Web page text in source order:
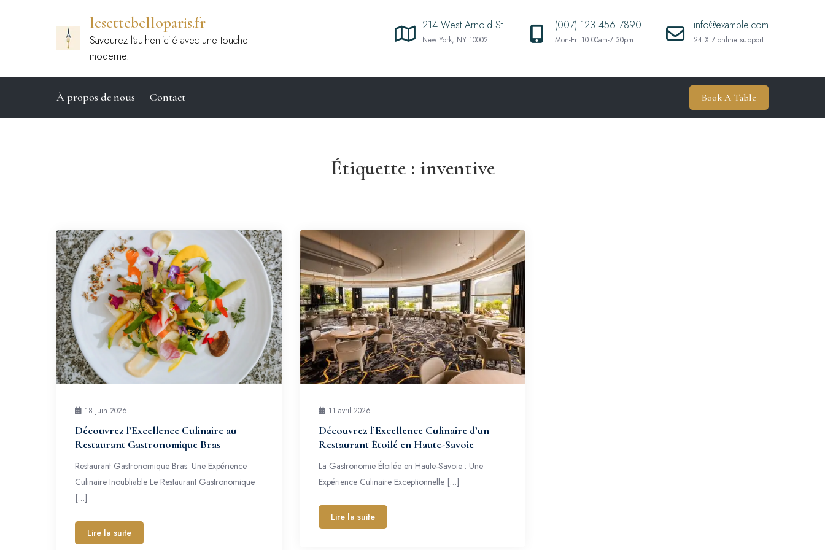
lesettebelloparis.fr
Savourez l'authenticité avec une touche
moderne.
214 West Arnold St
New York, NY 10002
(007) 123 456 7890
Mon-Fri 10:00am-7:30pm
info@example.com
24 X 7 online support
À propos de nous Contact Book A Table
Étiquette : inventive
18 juin 2026
Découvrez l’Excellence Culinaire au
Restaurant Gastronomique Bras
Restaurant Gastronomique Bras: Une Expérience
Culinaire Inoubliable Le Restaurant Gastronomique
[…]
Lire la suite
11 avril 2026
Découvrez l’Excellence Culinaire d’un
Restaurant Étoilé en Haute-Savoie
La Gastronomie Étoilée en Haute-Savoie : Une
Expérience Culinaire Exceptionnelle […]
Lire la suite